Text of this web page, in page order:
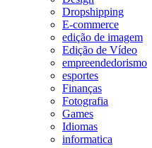
Dropshipping
E-commerce
edição de imagem
Edição de Vídeo
empreendedorismo
esportes
Finanças
Fotografia
Games
Idiomas
informatica